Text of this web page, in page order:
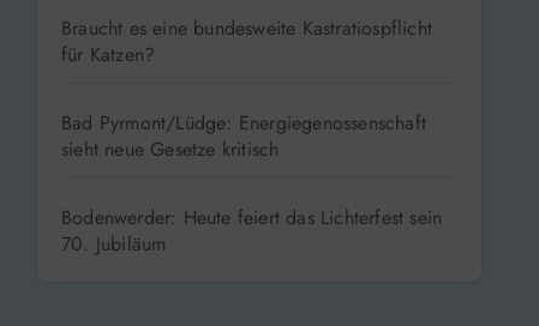
Braucht es eine bundesweite Kastratiospflicht
für Katzen?
Bad Pyrmont/Lüdge: Energiegenossenschaft
sieht neue Gesetze kritisch
Bodenwerder: Heute feiert das Lichterfest sein
70. Jubiläum